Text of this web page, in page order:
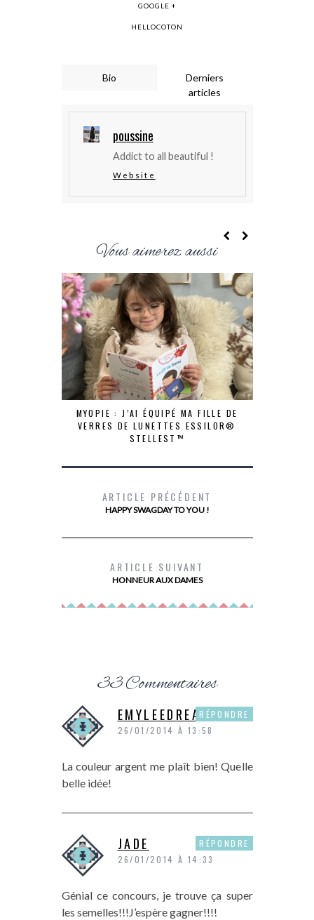
GOOGLE +
HELLOCOTON
Bio
Derniers
articles
poussine
Addict to all beautiful !
Website
Vous aimerez aussi
MYOPIE : J’AI ÉQUIPÉ MA FILLE DE
VERRES DE LUNETTES ESSILOR®
STELLEST™
ARTICLE PRÉCÉDENT
HAPPY SWAGDAY TO YOU !
ARTICLE SUIVANT
HONNEUR AUX DAMES
33 Commentaires
EMYLEEDREAM
26/01/2014 À 13:58
La couleur argent me plaît bien! Quelle
belle idée!
RÉPONDRE
JADE
26/01/2014 À 14:33
Génial ce concours, je trouve ça super
les semelles!!!J’espère gagner!!!!
RÉPONDRE